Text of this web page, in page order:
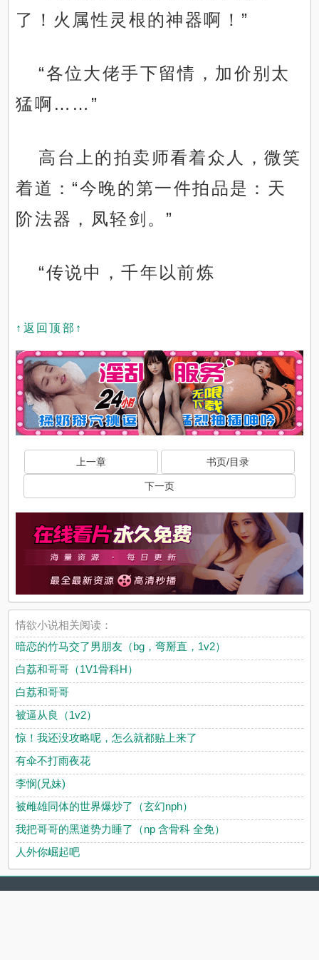
了！火属性灵根的神器啊！”
“各位大佬手下留情，加价别太
猛啊……”
高台上的拍卖师看着众人，微笑
着道：“今晚的第一件拍品是：天
阶法器，凤轻剑。”
“传说中，千年以前炼
↑返回顶部↑
上一章 书页/目录
下一页
情欲小说相关阅读：
暗恋的竹马交了男朋友（bg，弯掰直，1v2）
白荔和哥哥（1V1骨科H）
白荔和哥哥
被逼从良（1v2）
惊！我还没攻略呢，怎么就都贴上来了
有伞不打雨夜花
李悯(兄妹)
被雌雄同体的世界爆炒了（玄幻nph）
我把哥哥的黑道势力睡了（np 含骨科 全免）
人外你崛起吧